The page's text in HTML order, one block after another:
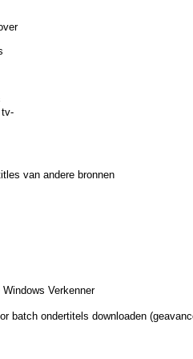
tv-
van andere bronnen
Verkenner
batch ondertitels downloaden